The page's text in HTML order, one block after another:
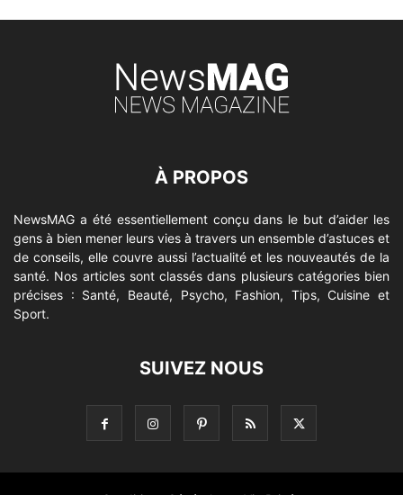
À PROPOS
NewsMAG a été essentiellement conçu dans le but d’aider les
gens à bien mener leurs vies à travers un ensemble d’astuces et
de conseils, elle couvre aussi l’actualité et les nouveautés de la
santé. Nos articles sont classés dans plusieurs catégories bien
précises : Santé, Beauté, Psycho, Fashion, Tips, Cuisine et
Sport.
SUIVEZ NOUS